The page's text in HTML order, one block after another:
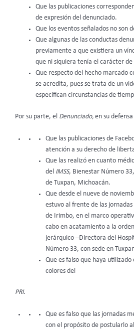
Que las publicaciones
de expresión del denunciado.
Que los eventos señalados no son
Que algunas de las conductas
previamente a que existiera un
que ni siquiera tenía el carácter
Que respecto del hecho marcado
se acredita, pues se trata de un
especifican circunstancias de
Por su parte, el Denunciado, en su
Que las publicaciones de
atención a su derecho de
Que las realizó en cuanto
del IMSS, Bienestar Número
de Tuxpan, Michoacán.
Que desde el nueve de
estuvo al frente de las
de Irimbo, en el marco
cabo en acatamiento a la
jerárquico –Directora del
Número 33, con sede en
Que es falso que haya utilizado
colores del
PRI.
Que es falso que las jornadas
con el propósito de postularlo